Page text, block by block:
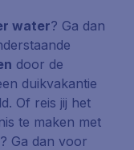
water? Ga dan
door de
duikvakantie
Of reis jij het
te maken met
? Ga dan voor